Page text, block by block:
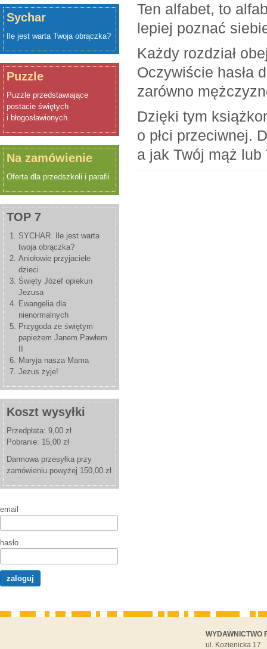
Sychar
Ile jest warta Twoja obrączka?
Puzzle
Puzzle przedstawiające
postacie świętych
i błogosławionych.
Na zamówienie
Oferta dla przedszkoli i parafii
TOP 7
SYCHAR. Ile jest warta
twoja obrączka?
Aniołowie przyjaciele
dzieci
Święty Józef opiekun
Jezusa
Ewangelia dla
nienormalnych
Przygoda ze świętym
papieżem Janem Pawłem
Maryja nasza Mama
Jezus żyje!
Koszt wysyłki
Przedpłata: 9,00 zł
Pobranie: 15,00 zł
Darmowa przesyłka przy
zamówieniu powyżej 150,00 zł
email
hasło
Ten alfabet, to
lepiej poznać
Każdy rozdział
Oczywiście hasła
zarówno
Dzięki tym
o płci przeciwnej.
a jak Twój mąż lub
WYDAWNICTWO
ul. Kozienicka 17